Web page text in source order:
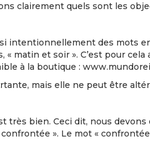
clairement quels sont les
des mots
« matin et soir ». C’est pour
à la boutique :
mais elle ne peut être
très bien. Ceci dit, nous
». Le mot «